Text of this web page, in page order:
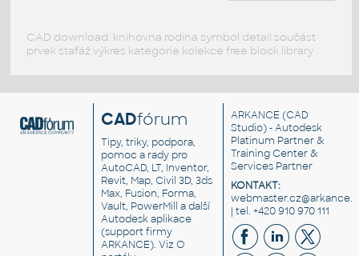
CAD download: knihovna rodina symbol detail součást
prvek stafáž výkres kategorie kolekce free block library
CADfórum
Tipy, triky, podpora,
pomoc a rady pro
AutoCAD, LT, Inventor,
Revit, Map, Civil 3D, 3ds
Max, Fusion, Forma,
Vault, PowerMill a další
Autodesk aplikace
(support firmy
ARKANCE). VizO
ARKANCE (CAD
Studio) - Autodesk
Platinum Partner &
Training Center &
Services Partner
KONTAKT:
| tel. +420 910 970 111